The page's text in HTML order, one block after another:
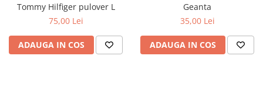
Tommy Hilfiger pulover L
75,00 Lei
ADAUGA IN COS
Geanta
35,00 Lei
ADAUGA IN COS